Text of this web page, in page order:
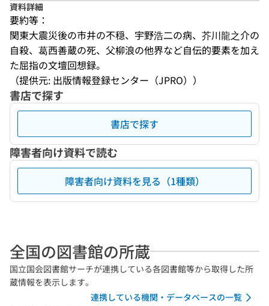
資料詳細
要約等：
関東大震災後の市井の不穏、宇野浩二の病、芥川龍之介の
自殺、葛西善蔵の死、父柳浪の他界など自伝的要素を加え
た屈指の文壇回想録。
（提供元: 出版情報登録センター（JPRO））
書店で探す
書店で探す
障害者向け資料で読む
障害者向け資料を見る（1種類）
全国の図書館の所蔵
国立国会図書館サーチが連携している各図書館等から取得した所
蔵情報を表示します。
連携している機関・データベースの一覧